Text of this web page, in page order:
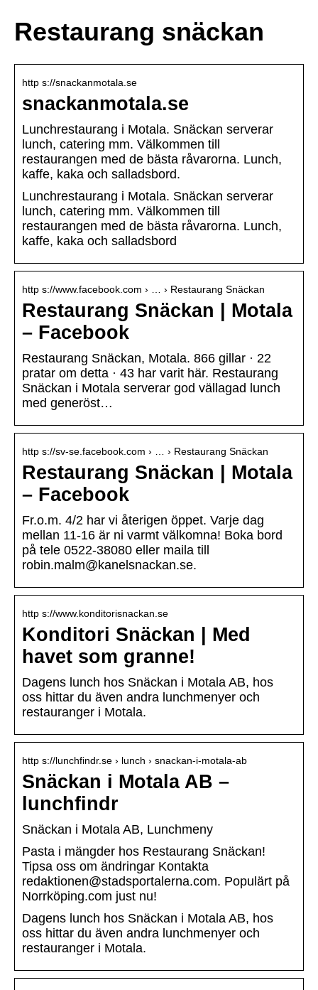
Restaurang snäckan
http s://snackanmotala.se
snackanmotala.se
Lunchrestaurang i Motala. Snäckan serverar
lunch, catering mm. Välkommen till
restaurangen med de bästa råvarorna. Lunch,
kaffe, kaka och salladsbord.
Lunchrestaurang i Motala. Snäckan serverar
lunch, catering mm. Välkommen till
restaurangen med de bästa råvarorna. Lunch,
kaffe, kaka och salladsbord
http s://www.facebook.com › … › Restaurang Snäckan
Restaurang Snäckan | Motala
– Facebook
Restaurang Snäckan, Motala. 866 gillar · 22
pratar om detta · 43 har varit här. Restaurang
Snäckan i Motala serverar god vällagad lunch
med generöst…
http s://sv-se.facebook.com › … › Restaurang Snäckan
Restaurang Snäckan | Motala
– Facebook
Fr.o.m. 4/2 har vi återigen öppet. Varje dag
mellan 11-16 är ni varmt välkomna! Boka bord
på tele 0522-38080 eller maila till
robin.malm@kanelsnackan.se.
http s://www.konditorisnackan.se
Konditori Snäckan | Med
havet som granne!
Dagens lunch hos Snäckan i Motala AB, hos
oss hittar du även andra lunchmenyer och
restauranger i Motala.
http s://lunchfindr.se › lunch › snackan-i-motala-ab
Snäckan i Motala AB –
lunchfindr
Snäckan i Motala AB, Lunchmeny
Pasta i mängder hos Restaurang Snäckan!
Tipsa oss om ändringar Kontakta
redaktionen@stadsportalerna.com. Populärt på
Norrköping.com just nu!
Dagens lunch hos Snäckan i Motala AB, hos
oss hittar du även andra lunchmenyer och
restauranger i Motala.